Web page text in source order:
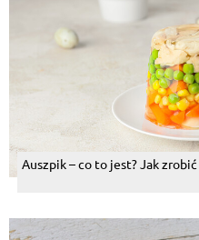
Auszpik – co to jest? Jak